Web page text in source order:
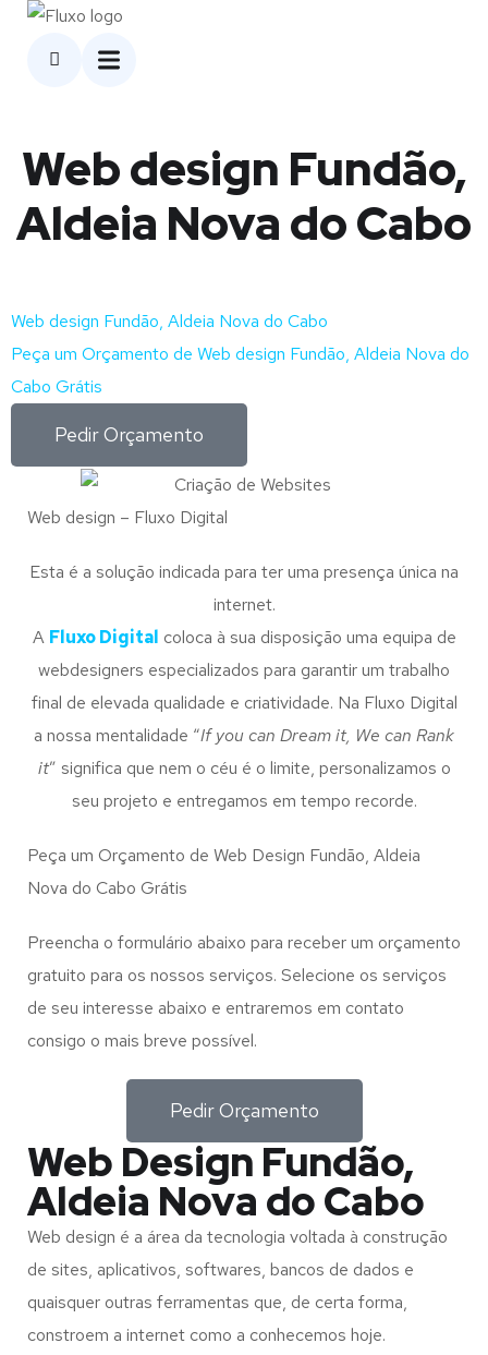
Web design Fundão,
Aldeia Nova do Cabo
Web design Fundão, Aldeia Nova do Cabo
Peça um Orçamento de Web design Fundão, Aldeia Nova do
Cabo Grátis
Pedir Orçamento
Web design – Fluxo Digital
Esta é a solução indicada para ter uma presença única na
internet.
A Fluxo Digital coloca à sua disposição uma equipa de
webdesigners especializados para garantir um trabalho
final de elevada qualidade e criatividade. Na Fluxo Digital
a nossa mentalidade “If you can Dream it, We can Rank
it” significa que nem o céu é o limite, personalizamos o
seu projeto e entregamos em tempo recorde.
Peça um Orçamento de Web Design Fundão, Aldeia
Nova do Cabo Grátis
Preencha o formulário abaixo para receber um orçamento
gratuito para os nossos serviços. Selecione os serviços
de seu interesse abaixo e entraremos em contato
consigo o mais breve possível.
Pedir Orçamento
Web Design Fundão,
Aldeia Nova do Cabo
Web design é a área da tecnologia voltada à construção
de sites, aplicativos, softwares, bancos de dados e
quaisquer outras ferramentas que, de certa forma,
constroem a internet como a conhecemos hoje.